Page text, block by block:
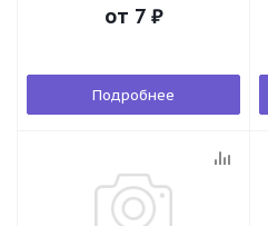
от 7 ₽
Подробнее